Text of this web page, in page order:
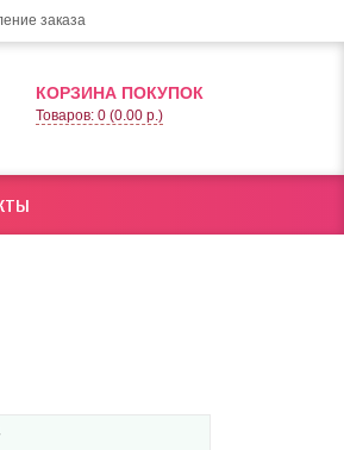
заказа
КОРЗИНА ПОКУПОК
Товаров: 0 (0.00 р.)